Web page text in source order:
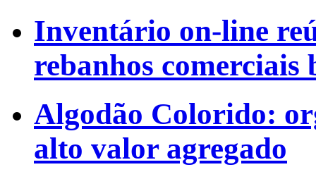
Inventário on-line
rebanhos comerciais
Algodão Colorido:
alto valor agregado